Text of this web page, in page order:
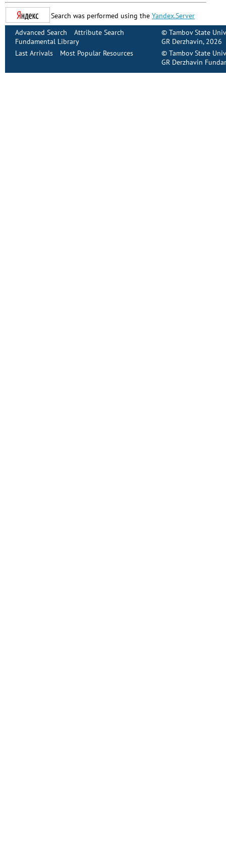
Search was performed using the Yandex.Server
Advanced Search
Attribute Search
Fundamental Library
Last Arrivals
Most Popular Resources
© Tambov State
GR Derzhavin, 2026
© Tambov State
GR Derzhavin